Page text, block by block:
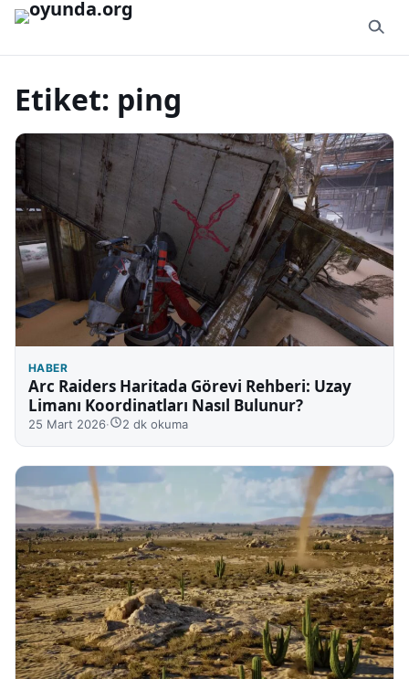
İçeriğe geç
Etiket: ping
HABER
Arc Raiders Haritada Görevi Rehberi: Uzay
Limanı Koordinatları Nasıl Bulunur?
25 Mart 2026· 2 dk okuma